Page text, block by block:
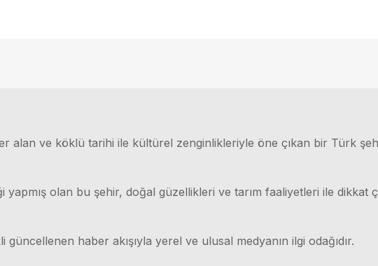
alan ve köklü tarihi ile kültürel zenginlikleriyle öne çıkan bir Türk
olan bu şehir, doğal güzellikleri ve tarım faaliyetleri ile dikkat
haber akışıyla yerel ve ulusal medyanın ilgi odağıdır.